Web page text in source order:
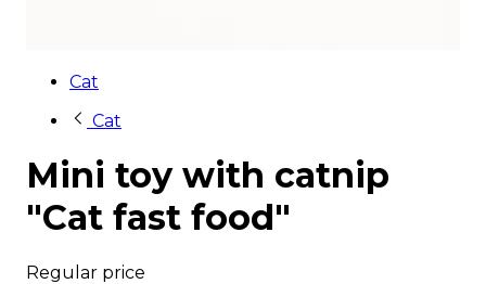
Cat
Cat
Mini toy with catnip
"Cat fast food"
Regular price